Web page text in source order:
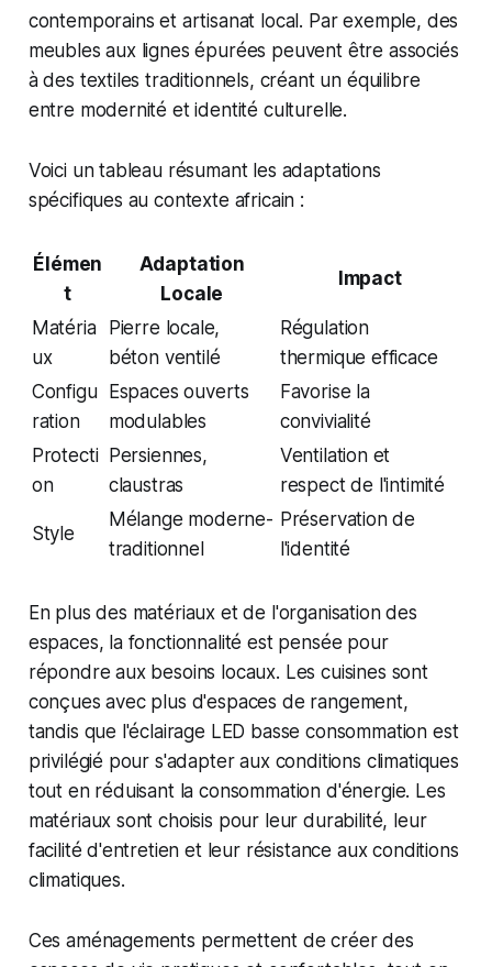
contemporains et artisanat local. Par exemple, des
meubles aux lignes épurées peuvent être associés
à des textiles traditionnels, créant un équilibre
entre modernité et identité culturelle.
Voici un tableau résumant les adaptations
spécifiques au contexte africain :
Élémen
t
Adaptation
Locale
Impact
Matéria
ux
Pierre locale,
béton ventilé
Régulation
thermique efficace
Configu
ration
Espaces ouverts
modulables
Favorise la
convivialité
Protecti
on
Persiennes,
claustras
Ventilation et
respect de l'intimité
Style
Mélange moderne-
traditionnel
Préservation de
l'identité
En plus des matériaux et de l'organisation des
espaces, la fonctionnalité est pensée pour
répondre aux besoins locaux. Les cuisines sont
conçues avec plus d'espaces de rangement,
tandis que l'éclairage LED basse consommation est
privilégié pour s'adapter aux conditions climatiques
tout en réduisant la consommation d'énergie. Les
matériaux sont choisis pour leur durabilité, leur
facilité d'entretien et leur résistance aux conditions
climatiques.
Ces aménagements permettent de créer des